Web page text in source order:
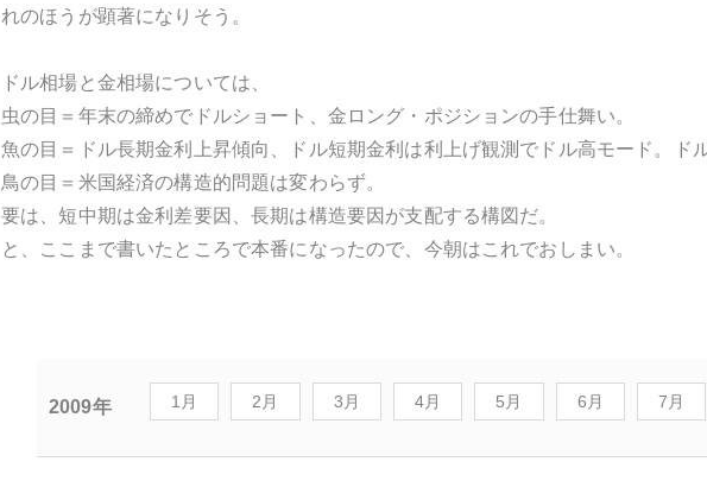
れのほうが顕著になりそう。
ドル相場と金相場については、
虫の目＝年末の締めでドルショート、金ロング・ポジションの手仕舞い。
魚の目＝ドル長期金利上昇傾向、ドル短期金利は利上げ観測でドル高モード。ド
鳥の目＝米国経済の構造的問題は変わらず。
要は、短中期は金利差要因、長期は構造要因が支配する構図だ。
と、ここまで書いたところで本番になったので、今朝はこれでおしまい。
2009年 1月 2月 3月 4月 5月 6月 7月